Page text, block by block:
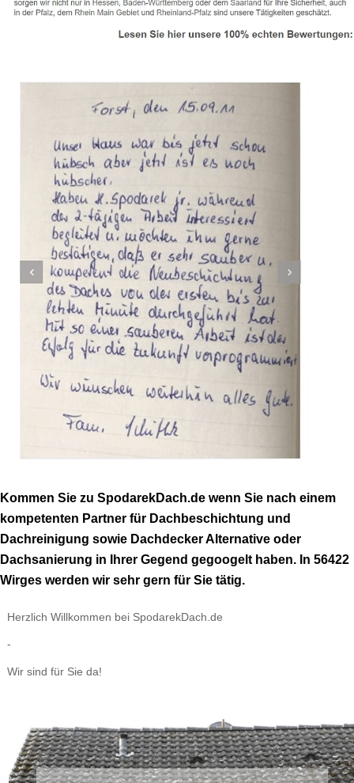
Kommen Sie zu SpodarekDach.de wenn Sie nach einem
kompetenten Partner für Dachbeschichtung und
Dachreinigung sowie Dachdecker Alternative oder
Dachsanierung in Ihrer Gegend gegoogelt haben. In 56422
Wirges werden wir sehr gern für Sie tätig.
Herzlich Willkommen bei SpodarekDach.de
-
Wir sind für Sie da!